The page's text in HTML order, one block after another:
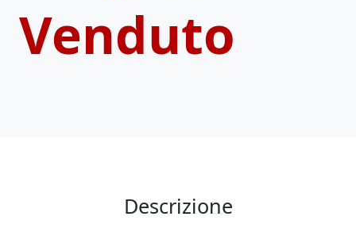
Venduto
Descrizione